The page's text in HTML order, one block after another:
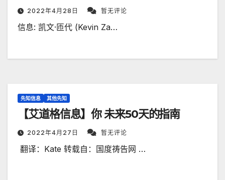
2022年4月28日 暂无评论
​信息: 凯文·匝代 (Kevin Za…
先知信息 其他先知
【艾道格信息】你 未来50天的指南
2022年4月27日 暂无评论
​ 翻译：Kate 转载自：国度祷告网 …